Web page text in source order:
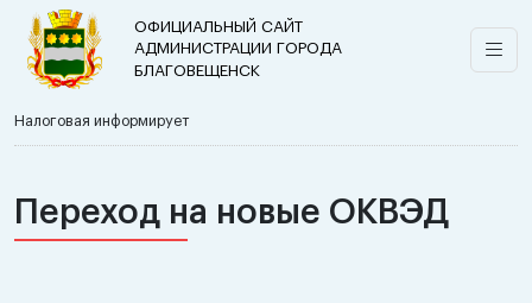
ОФИЦИАЛЬНЫЙ САЙТ
АДМИНИСТРАЦИИ ГОРОДА
БЛАГОВЕЩЕНСК
Налоговая информирует
Переход на новые ОКВЭД